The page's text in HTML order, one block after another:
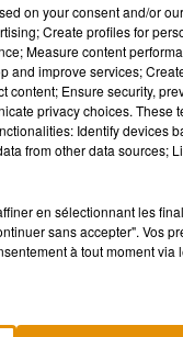
si vous
qui arriveront vite.
25
4, vous êtes
qui permet de s’offrir
on your consent and/or
Create profiles for
Measure content
and improve services;
Ensure security,
privacy choices. These
Identify devices
from other data sources;
en sélectionnant les
sans accepter". Vos
à tout moment